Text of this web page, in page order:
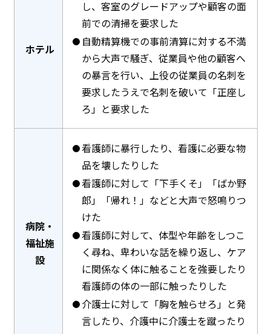
ホテル
し、客室のグレードアップや顧客の面
前での清掃を要求した
自動精算機での事前清算に対する不満
から大声で騒ぎ、従業員や他の顧客へ
の暴言を行い、上役の従業員の名刺を
要求したうえで名刺を破いて「正座し
ろ」と要求した
病院・
福祉施
設
看護師に暴行したり、看護に必要な物
品を壊したりした
看護師に対して「下手くそ」「ばか野
郎」「帰れ！」などと大声で怒鳴りつ
けた
看護師に対して、体型や年齢をしつこ
く尋ね、卑わいな話を繰り返し、ケア
に関係なく体に触ることを強要したり
看護師の体の一部に触ったりした
介護士に対して「胸を触らせろ」と発
言したり、介護中に介護士を蹴ったり